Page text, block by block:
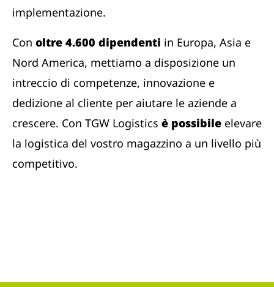
implementazione.
Con oltre 4.600 dipendenti in Europa, Asia e
Nord America, mettiamo a disposizione un
intreccio di competenze, innovazione e
dedizione al cliente per aiutare le aziende a
crescere. Con TGW Logistics è possibile elevare
la logistica del vostro magazzino a un livello più
competitivo.